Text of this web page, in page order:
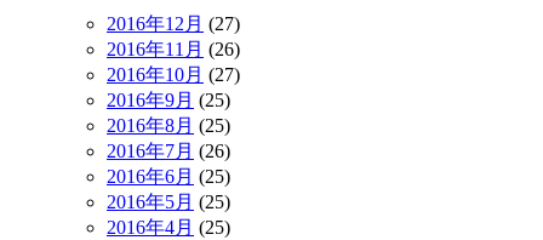
2016年12月 (27)
2016年11月 (26)
2016年10月 (27)
2016年9月 (25)
2016年8月 (25)
2016年7月 (26)
2016年6月 (25)
2016年5月 (25)
2016年4月 (25)